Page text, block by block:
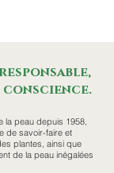
conscience.
la peau depuis 1958,
de savoir-faire et
plantes, ainsi que
de la peau inégalées